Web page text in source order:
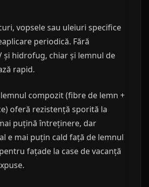
vopsele sau uleiuri specifice
periodică. Fără
și hidrofug, chiar și lemnul de
rapid.
lemnul compozit (fibre de lemn +
oferă rezistență sporită la
puțină întreținere, dar
e mai puțin cald față de lemnul
fațade la case de vacanță